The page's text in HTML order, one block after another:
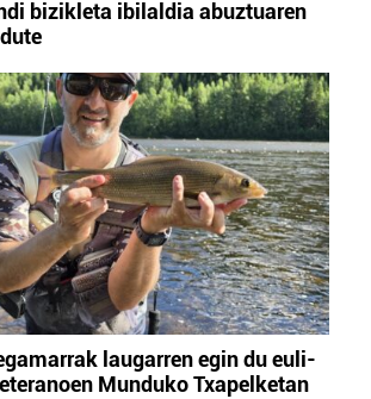
bizikleta ibilaldia abuztuaren
laugarren egin du euli-
Munduko Txapelketan